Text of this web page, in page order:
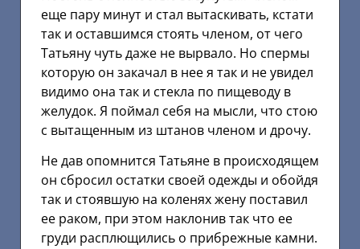
еще пару минут и стал вытаскивать, кстати
так и оставшимся стоять членом, от чего
Татьяну чуть даже не вырвало. Но спермы
которую он закачал в нее я так и не увидел
видимо она так и стекла по пищеводу в
желудок. Я поймал себя на мысли, что стою
с вытащенным из штанов членом и дрочу.
Не дав опомнится Татьяне в происходящем
он сбросил остатки своей одежды и обойдя
так и стоявшую на коленях жену поставил
ее раком, при этом наклонив так что ее
груди расплющились о прибрежные камни.